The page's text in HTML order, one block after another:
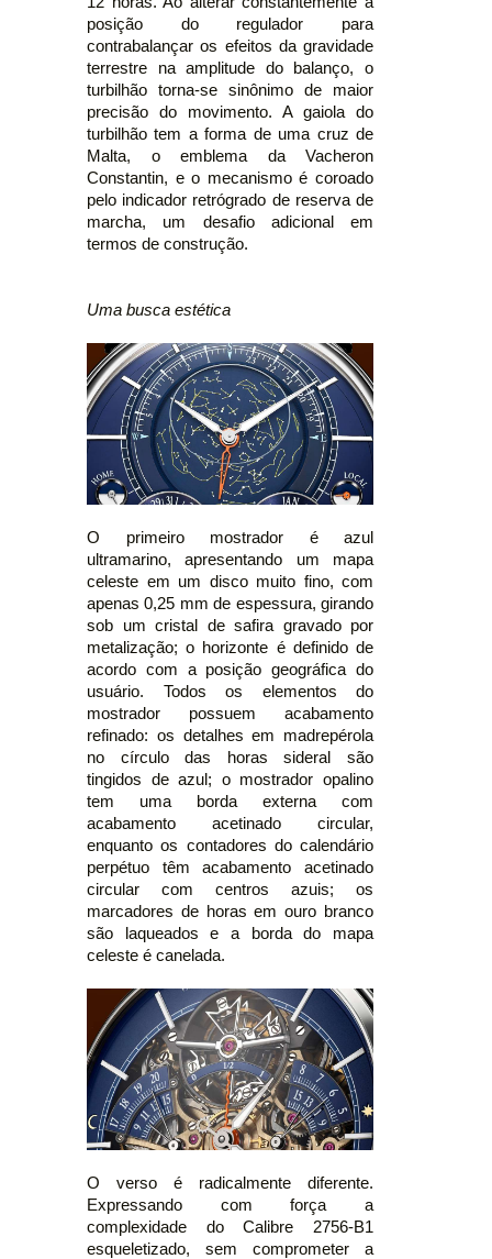
posição do regulador para
contrabalançar os efeitos da gravidade
terrestre na amplitude do balanço, o
turbilhão torna-se sinônimo de maior
precisão do movimento. A gaiola do
turbilhão tem a forma de uma cruz de
Malta, o emblema da Vacheron
Constantin, e o mecanismo é coroado
pelo indicador retrógrado de reserva de
marcha, um desafio adicional em
termos de construção.
Uma busca estética
O primeiro mostrador é azul
ultramarino, apresentando um mapa
celeste em um disco muito fino, com
apenas 0,25 mm de espessura, girando
sob um cristal de safira gravado por
metalização; o horizonte é definido de
acordo com a posição geográfica do
usuário. Todos os elementos do
mostrador possuem acabamento
refinado: os detalhes em madrepérola
no círculo das horas sideral são
tingidos de azul; o mostrador opalino
tem uma borda externa com
acabamento acetinado circular,
enquanto os contadores do calendário
perpétuo têm acabamento acetinado
circular com centros azuis; os
marcadores de horas em ouro branco
são laqueados e a borda do mapa
celeste é canelada.
O verso é radicalmente diferente.
Expressando com força a
complexidade do Calibre 2756-B1
esqueletizado, sem comprometer a